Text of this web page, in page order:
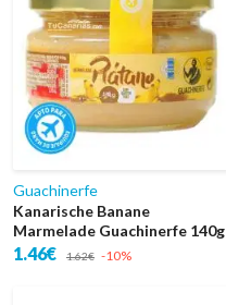
Guachinerfe
Kanarische Banane
Marmelade Guachinerfe 140g
1.46€ 1.62€ -10%